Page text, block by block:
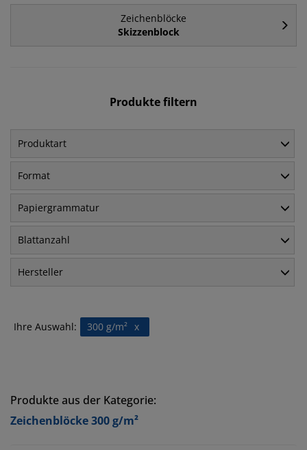
Zeichenblöcke
Skizzenblock
Produkte filtern
Produktart
Format
Papiergrammatur
Blattanzahl
Hersteller
Ihre Auswahl: x
300 g/m²
Produkte aus der Kategorie:
Zeichenblöcke 300 g/m²